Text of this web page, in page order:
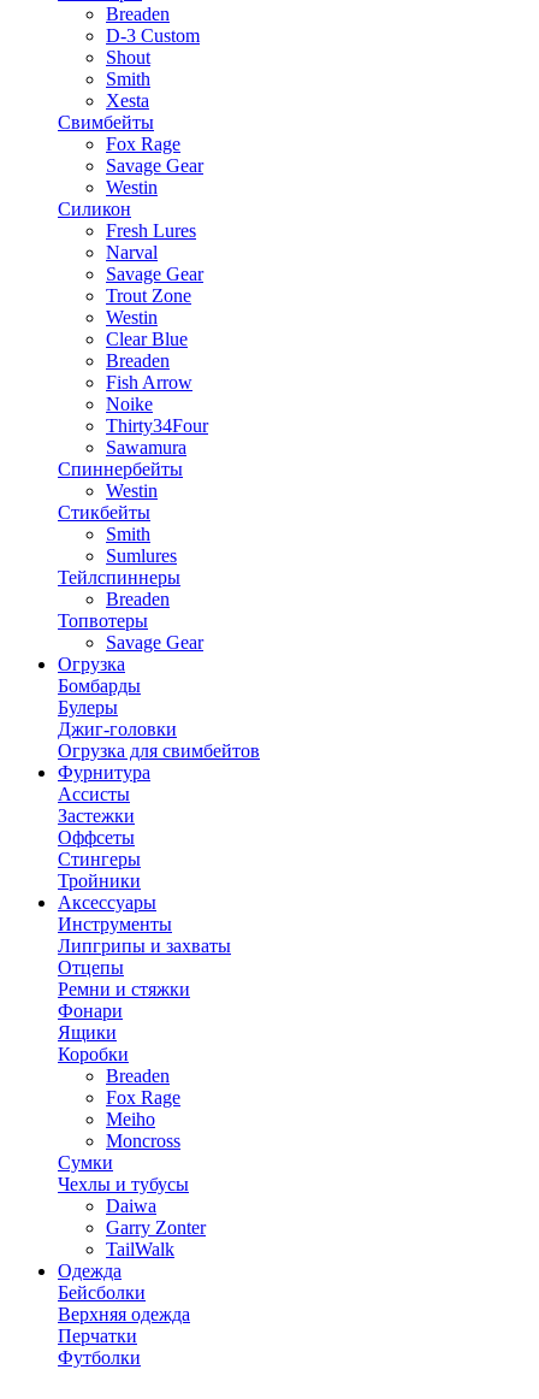
Breaden
D-3 Custom
Shout
Smith
Xesta
Свимбейты
Fox Rage
Savage Gear
Westin
Силикон
Fresh Lures
Narval
Savage Gear
Trout Zone
Westin
Clear Blue
Breaden
Fish Arrow
Noike
Thirty34Four
Sawamura
Спиннербейты
Westin
Стикбейты
Smith
Sumlures
Тейлспиннеры
Breaden
Топвотеры
Savage Gear
Огрузка
Бомбарды
Булеры
Джиг-головки
Огрузка для свимбейтов
Фурнитура
Ассисты
Застежки
Оффсеты
Стингеры
Тройники
Аксессуары
Инструменты
Липгрипы и захваты
Отцепы
Ремни и стяжки
Фонари
Ящики
Коробки
Breaden
Fox Rage
Meiho
Moncross
Сумки
Чехлы и тубусы
Daiwa
Garry Zonter
TailWalk
Одежда
Бейсболки
Верхняя одежда
Перчатки
Футболки